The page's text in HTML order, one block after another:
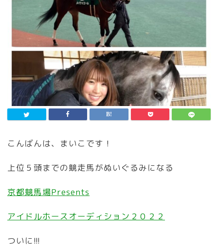
こんばんは、まいこです！
上位５頭までの競走馬がぬいぐるみになる
京都競馬場Presents
アイドルホースオーディション２０２２
ついに!!!